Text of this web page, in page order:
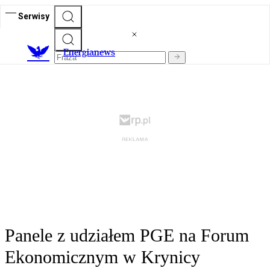
Serwisy
Energianews
Panele z udziałem PGE na Forum
Ekonomicznym w Krynicy